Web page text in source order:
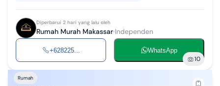
Diperbarui 2 hari yang lalu oleh
Rumah Murah Makassar Independen
+628225... WhatsApp
10
Rumah